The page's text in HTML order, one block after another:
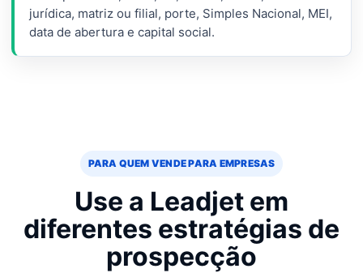
jurídica, matriz ou filial, porte, Simples Nacional, MEI,
data de abertura e capital social.
PARA QUEM VENDE PARA EMPRESAS
Use a Leadjet em
diferentes estratégias de
prospecção